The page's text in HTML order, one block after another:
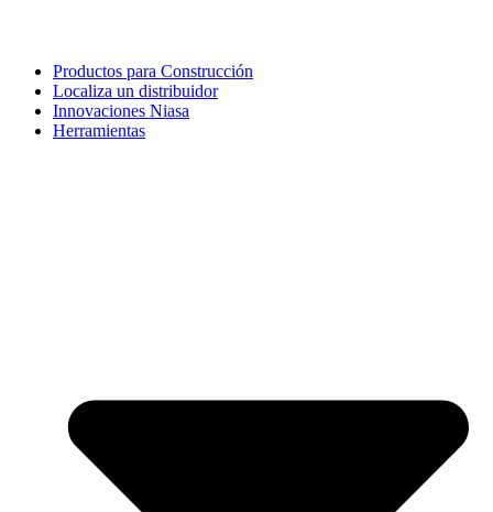
Productos para Construcción
Localiza un distribuidor
Innovaciones Niasa
Herramientas